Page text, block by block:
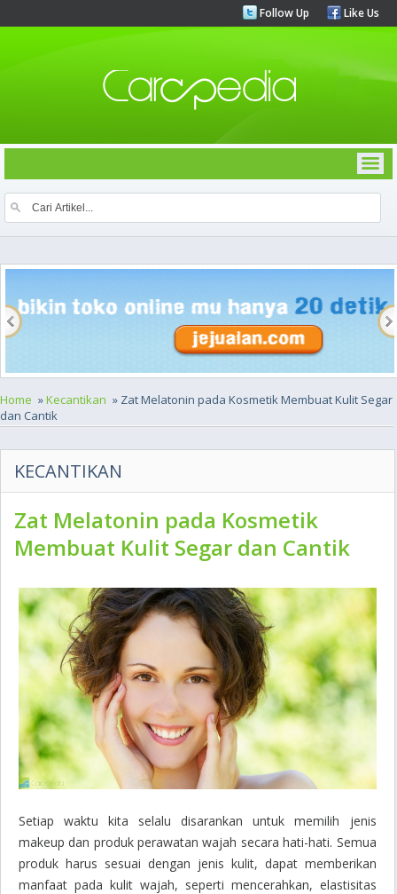
Follow Up Like Us
Home »Kecantikan » Zat Melatonin pada Kosmetik Membuat Kulit Segar
dan Cantik
KECANTIKAN
Zat Melatonin pada Kosmetik
Membuat Kulit Segar dan Cantik
Setiap waktu kita selalu disarankan untuk memilih jenis
makeup dan produk perawatan wajah secara hati-hati. Semua
produk harus sesuai dengan jenis kulit, dapat memberikan
manfaat pada kulit wajah, seperti mencerahkan, elastisitas